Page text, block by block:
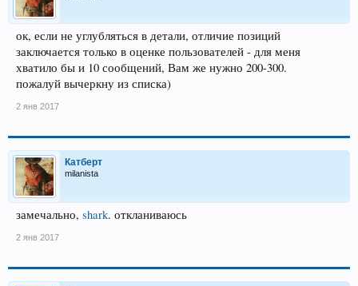
ок, если не углубляться в детали, отличие позиций
заключается только в оценке пользователей - для меня
хватило бы и 10 сообщений, Вам же нужно 200-300.
пожалуй вычеркну из списка)
2 янв 2017
Катберт
milanista
замечально, shark. откланиваюсь
2 янв 2017